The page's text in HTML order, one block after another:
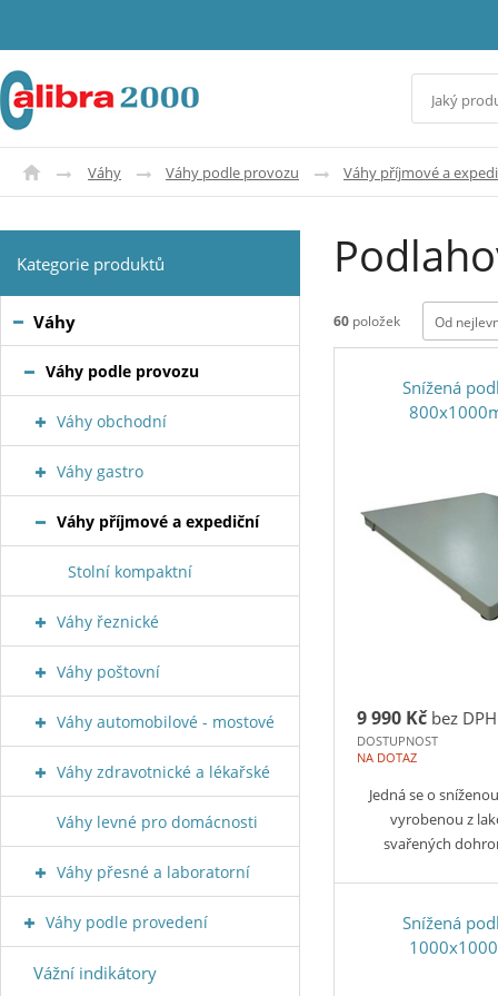
Váhy Váhy podle provozu Váhy příjmové a
60 položek Od
Snížená
9 990 Kč bez DPH
DOSTUPNOST
NA DOTAZ
Jedná se o
vyrobenou z
svařených
Snížená
Kategorie produktů
Váhy
Váhy podle provozu
Váhy obchodní
Váhy gastro
Váhy příjmové a expediční
Stolní kompaktní
Váhy řeznické
Váhy poštovní
Váhy automobilové - mostové
Váhy zdravotnické a lékařské
Váhy levné pro domácnosti
Váhy přesné a laboratorní
Váhy podle provedení
Vážní indikátory